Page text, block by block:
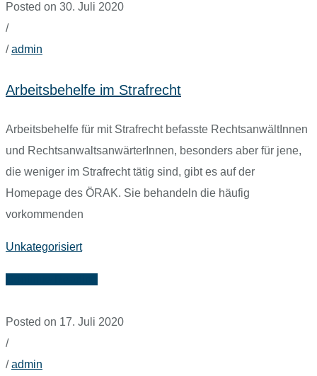
Posted on 30. Juli 2020
/
/admin
Arbeitsbehelfe im Strafrecht
Arbeitsbehelfe für mit Strafrecht befasste RechtsanwältInnen
und RechtsanwaltsanwärterInnen, besonders aber für jene,
die weniger im Strafrecht tätig sind, gibt es auf der
Homepage des ÖRAK. Sie behandeln die häufig
vorkommenden
Unkategorisiert
Posted on 17. Juli 2020
/
/ admin